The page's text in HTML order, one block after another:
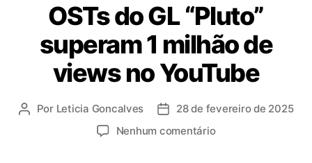
B
R
E
A
K
t
e
g
o
a
s
OSTs do GL “Pluto”
superam 1 milhão de
views no YouTube
A Por Leticia Goncalves
D 28 de fevereiro de 2025
Nenhum comentárioe